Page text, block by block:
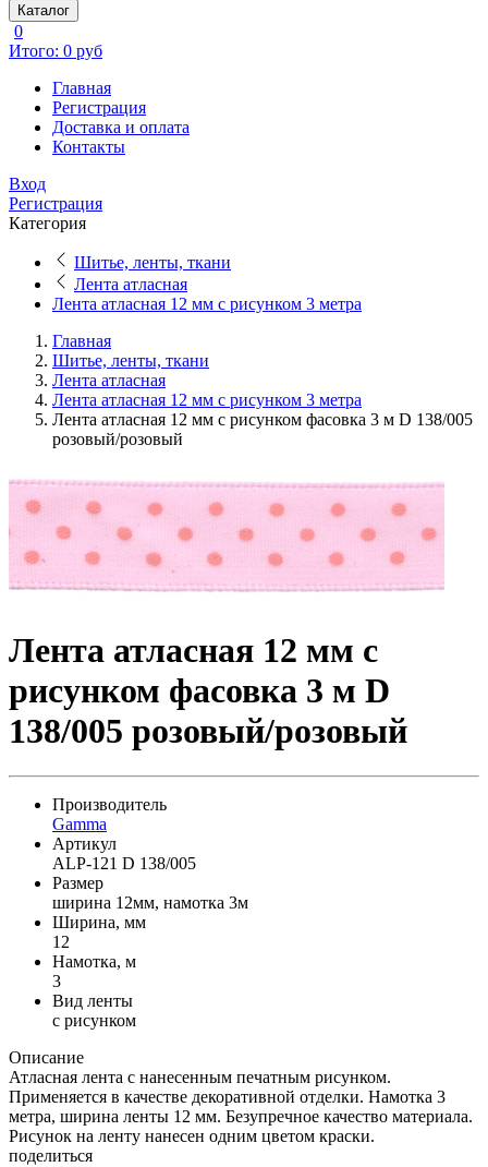
Каталог
0
Итого: 0 руб
Главная
Регистрация
Доставка и оплата
Контакты
Вход
Регистрация
Категория
Шитье, ленты, ткани
Лента атласная
Лента атласная 12 мм с рисунком 3 метра
Главная
Шитье, ленты, ткани
Лента атласная
Лента атласная 12 мм с рисунком 3 метра
Лента атласная 12 мм с рисунком фасовка 3 м D 138/005
розовый/розовый
Лента атласная 12 мм с
рисунком фасовка 3 м D
138/005 розовый/розовый
Производитель
Gamma
Артикул
ALP-121 D 138/005
Размер
ширина 12мм, намотка 3м
Ширина, мм
12
Намотка, м
3
Вид ленты
с рисунком
Описание
Атласная лента с нанесенным печатным рисунком.
Применяется в качестве декоративной отделки. Намотка 3
метра, ширина ленты 12 мм. Безупречное качество материала.
Рисунок на ленту нанесен одним цветом краски.
поделиться